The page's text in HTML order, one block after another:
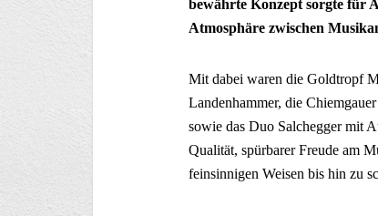
bewährte Konzept sorgte für
Atmosphäre zwischen
Mit dabei waren die Goldtropf
Landenhammer, die
sowie das Duo Salchegger mit
Qualität, spürbarer Freude am
feinsinnigen Weisen bis hin zu